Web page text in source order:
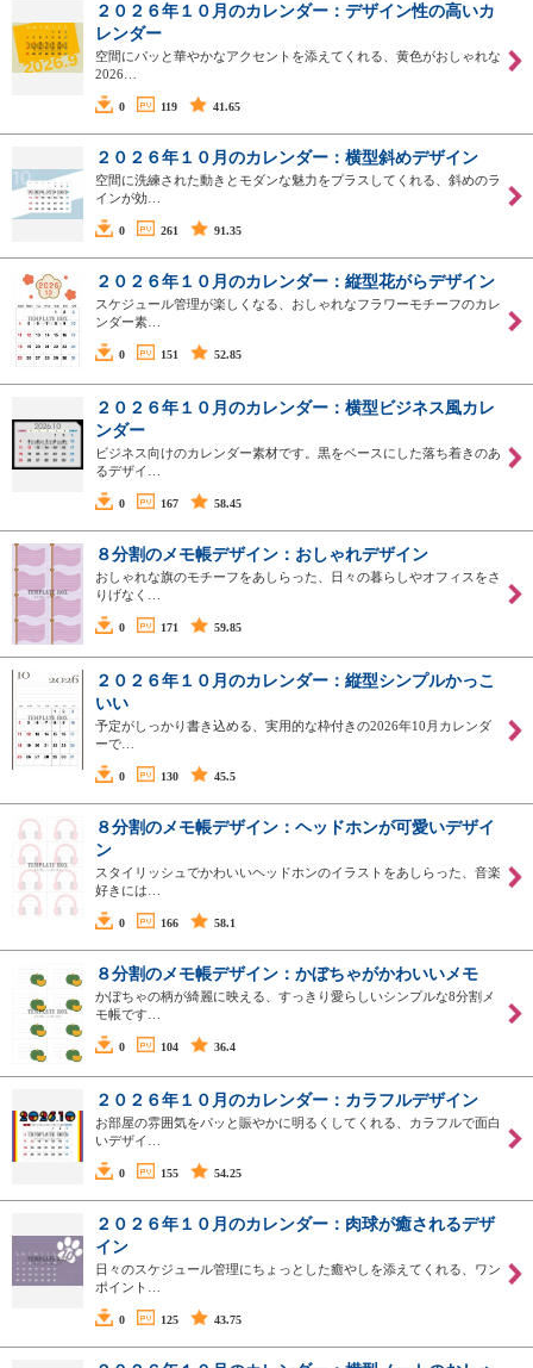
２０２６年１０月のカレンダー：デザイン性の高いカ
レンダー
空間にパッと華やかなアクセントを添えてくれる、黄色がおしゃれな
2026…
0 119 41.65
２０２６年１０月のカレンダー：横型斜めデザイン
空間に洗練された動きとモダンな魅力をプラスしてくれる、斜めのラ
インが効…
0 261 91.35
２０２６年１０月のカレンダー：縦型花がらデザイン
スケジュール管理が楽しくなる、おしゃれなフラワーモチーフのカレ
ンダー素…
0 151 52.85
２０２６年１０月のカレンダー：横型ビジネス風カレ
ンダー
ビジネス向けのカレンダー素材です。黒をベースにした落ち着きのあ
るデザイ…
0 167 58.45
８分割のメモ帳デザイン：おしゃれデザイン
おしゃれな旗のモチーフをあしらった、日々の暮らしやオフィスをさ
りげなく…
0 171 59.85
２０２６年１０月のカレンダー：縦型シンプルかっこ
いい
予定がしっかり書き込める、実用的な枠付きの2026年10月カレンダ
ーで…
0 130 45.5
８分割のメモ帳デザイン：ヘッドホンが可愛いデザイ
ン
スタイリッシュでかわいいヘッドホンのイラストをあしらった、音楽
好きには…
0 166 58.1
８分割のメモ帳デザイン：かぼちゃがかわいいメモ
かぼちゃの柄が綺麗に映える、すっきり愛らしいシンプルな8分割メ
モ帳です…
0 104 36.4
２０２６年１０月のカレンダー：カラフルデザイン
お部屋の雰囲気をパッと賑やかに明るくしてくれる、カラフルで面白
いデザイ…
0 155 54.25
２０２６年１０月のカレンダー：肉球が癒されるデザ
イン
日々のスケジュール管理にちょっとした癒やしを添えてくれる、ワン
ポイント…
0 125 43.75